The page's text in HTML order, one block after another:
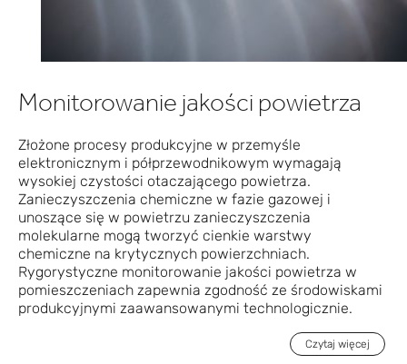
Monitorowanie jakości powietrza
Złożone procesy produkcyjne w przemyśle
elektronicznym i półprzewodnikowym wymagają
wysokiej czystości otaczającego powietrza.
Zanieczyszczenia chemiczne w fazie gazowej i
unoszące się w powietrzu zanieczyszczenia
molekularne mogą tworzyć cienkie warstwy
chemiczne na krytycznych powierzchniach.
Rygorystyczne monitorowanie jakości powietrza w
pomieszczeniach zapewnia zgodność ze środowiskami
produkcyjnymi zaawansowanymi technologicznie.
Czytaj więcej